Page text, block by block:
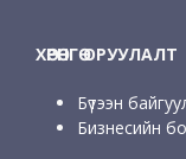
ХӨРӨНГӨ ОРУУЛАЛТ
Бүтээн
Бизнесийн